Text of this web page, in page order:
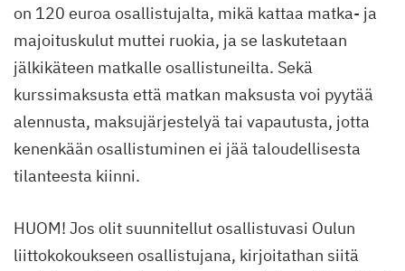
on 120 euroa osallistujalta, mikä kattaa matka- ja
majoituskulut muttei ruokia, ja se laskutetaan
jälkikäteen matkalle osallistuneilta. Sekä
kurssimaksusta että matkan maksusta voi pyytää
alennusta, maksujärjestelyä tai vapautusta, jotta
kenenkään osallistuminen ei jää taloudellisesta
tilanteesta kiinni.
HUOM! Jos olit suunnitellut osallistuvasi Oulun
liittokokoukseen osallistujana, kirjoitathan siitä